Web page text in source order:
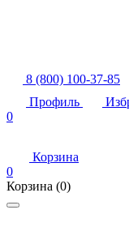
8 (800) 100-37-85
Профиль
0
Корзина
0
Корзина (0)